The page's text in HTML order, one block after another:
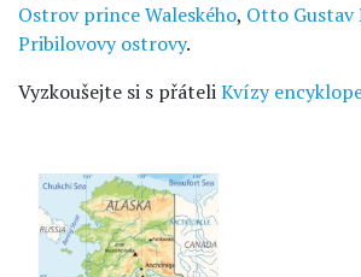
Ostrov prince Waleského, Otto Gustav
Pribilovovy ostrovy.
Vyzkoušejte si s přáteliKvízy